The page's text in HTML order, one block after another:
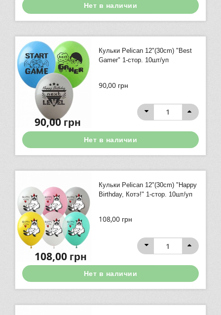
Нет в наличии
Кульки Pelican 12"(30сm) "Best
Gamer" 1-стор. 10шт/уп
90,00 грн
90,00грн
Нет в наличии
Кульки Pelican 12"(30сm) "Happy
Birthday, Котэ!" 1-стор. 10шт/уп
108,00 грн
108,00грн
Нет в наличии